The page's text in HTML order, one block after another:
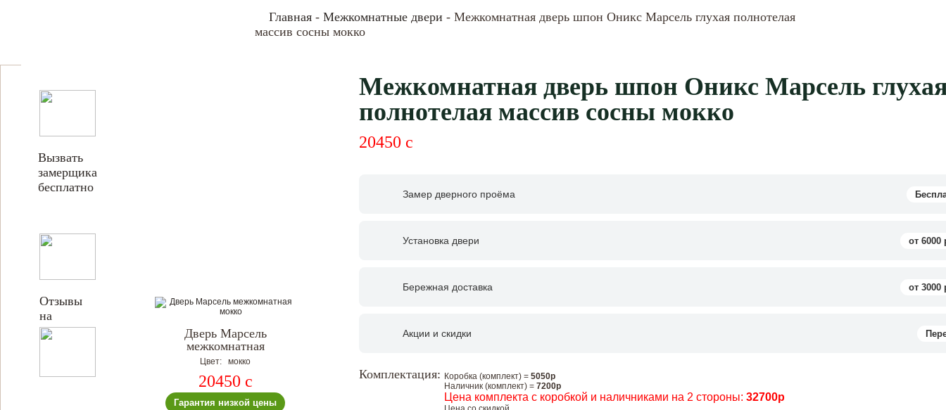
Главная - Межкомнатные двери - Межкомнатная дверь шпон Оникс Марсель глухая полнотелая
массив сосны мокко
Вызвать
замерщика
бесплатно
Отзывы
на
Дверь Марсель
межкомнатная
Цвет: мокко
20450 c
Гарантия низкой цены
Межкомнатная дверь шпон Оникс Марсель
полнотелая массив сосны мокко
20450 c
Замер дверного проёма
Установка двери от 6000
Бережная доставка от 3000
Акции и скидки
Комплектация: Коробка (комплект) = 5050р
Наличник (комплект) = 7200р
Цена комплекта с коробкой и наличниками на 2 стороны: 32700р